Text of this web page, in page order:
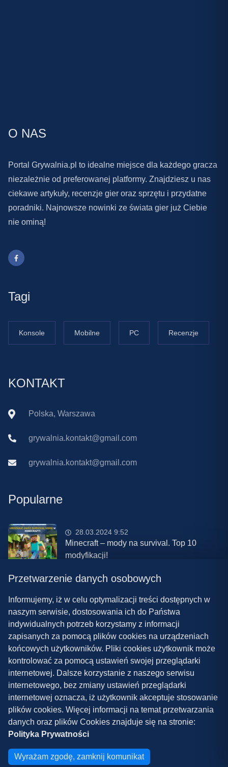
O NAS
Portal Grywalnia.pl to idealne miejsce dla każdego gracza
niezależnie od preferowanej platformy. Znajdziesz u nas
ciekawe artykuły, recenzje gier oraz sprzętu i przydatne
poradniki. Najnowsze nowinki ze świata gier już Ciebie
nie ominą!
Tagi
Konsole Mobilne PC Recenzje
KONTAKT
Polska, Warszawa
grywalnia.kontakt@gmail.com
grywalnia.kontakt@gmail.com
Popularne
28.03.2024 9:52
Minecraft – mody na survival. Top 10
modyfikacji!
08.03.2024 13:28
Najlepsze mody do ETS 2 w 2024 roku –
nowa paczka!
Polityka prywatności
Współpraca
Kontakt
Przetwarzenie danych osobowych
Informujemy, iż w celu optymalizacji treści dostępnych w
naszym serwisie, dostosowania ich do Państwa
indywidualnych potrzeb korzystamy z informacji
zapisanych za pomocą plików cookies na urządzeniach
końcowych użytkowników. Pliki cookies użytkownik może
kontrolować za pomocą ustawień swojej przeglądarki
internetowej. Dalsze korzystanie z naszego serwisu
internetowego, bez zmiany ustawień przeglądarki
internetowej oznacza, iż użytkownik akceptuje stosowanie
plików cookies. Więcej informacji na temat przetwarzania
danych oraz plików Cookies znajduje się na stronie:
Polityka Prywatności
Wyrażam zgodę, zamknij komunikat